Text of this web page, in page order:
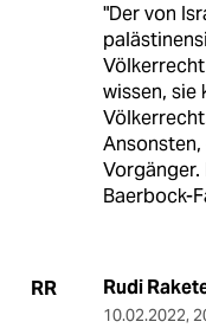
"Der von
Völkerrecht
wissen, sie
Vorgänger.
Baerbock-
RR Rudi
10.02.2022,